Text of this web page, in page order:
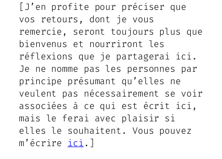
[J’en profite pour préciser que
vos retours, dont je vous
remercie, seront toujours plus que
bienvenus et nourriront les
réflexions que je partagerai ici.
Je ne nomme pas les personnes par
principe présumant qu’elles ne
veulent pas nécessairement se voir
associées à ce qui est écrit ici,
mais le ferai avec plaisir si
elles le souhaitent. Vous pouvez
m’écrire ici .]